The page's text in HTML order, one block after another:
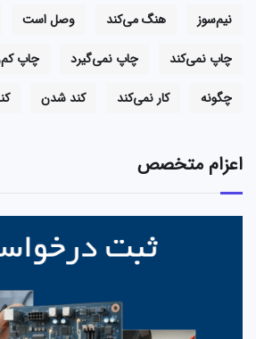
نیم‌سوز
هنگ می‌کند وصل است
چاپ نمی‌کند
چاپ نمی‌گیرد چاپ
چگونه
کار نمی‌کند کند شدن
اعزام متخصص